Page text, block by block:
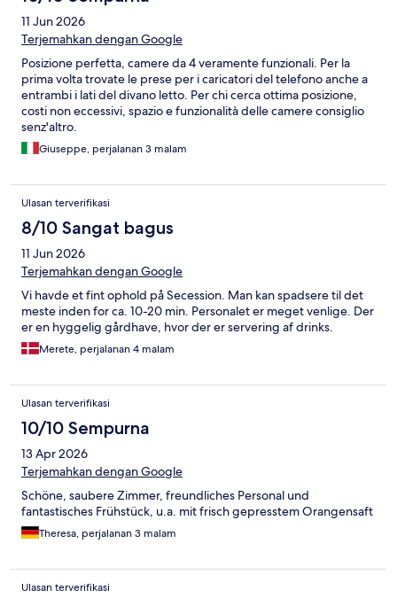
11 Jun 2026
Terjemahkan dengan Google
Posizione perfetta, camere da 4 veramente funzionali. Per la
prima volta trovate le prese per i caricatori del telefono anche a
entrambi i lati del divano letto. Per chi cerca ottima posizione,
costi non eccessivi, spazio e funzionalità delle camere consiglio
senz'altro.
Giuseppe, perjalanan 3 malam
Ulasan terverifikasi
8/10 Sangat bagus
11 Jun 2026
Terjemahkan dengan Google
Vi havde et fint ophold på Secession. Man kan spadsere til det
meste inden for ca. 10-20 min. Personalet er meget venlige. Der
er en hyggelig gårdhave, hvor der er servering af drinks.
Merete, perjalanan 4 malam
Ulasan terverifikasi
10/10 Sempurna
13 Apr 2026
Terjemahkan dengan Google
Schöne, saubere Zimmer, freundliches Personal und
fantastisches Frühstück, u.a. mit frisch gepresstem Orangensaft
Theresa, perjalanan 3 malam
Ulasan terverifikasi